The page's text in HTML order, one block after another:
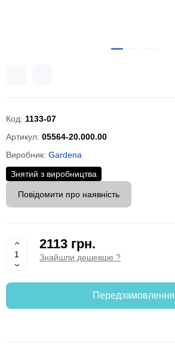
Код: 1133-07
Артикул: 05564-20.000.00
Виробник: Gardena
Знятий з виробництва
Повідомити про наявність
2113 грн.
Знайшли дешевше ?
Передзамовлення